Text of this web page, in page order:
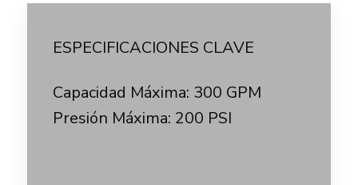
ESPECIFICACIONES CLAVE
Capacidad Máxima: 300 GPM
Presión Máxima: 200 PSI